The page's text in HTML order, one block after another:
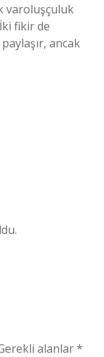
varoluşçuluk
fikir de
ancak
alanlar*